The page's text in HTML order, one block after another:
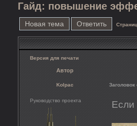
Гайд: повышение
Новая тема Ответить
Версия для печати
Автор
Kolpac
Руководство проекта Если